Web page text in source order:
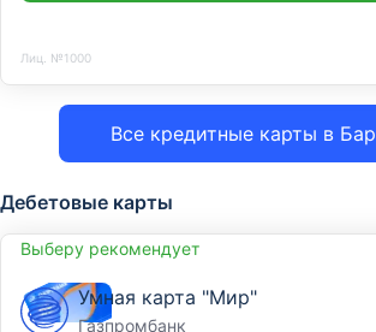
Все кредитные карты в
Лиц. №1000
Дебетовые карты
Выберу рекомендует
Умная карта "Мир"
Газпромбанк